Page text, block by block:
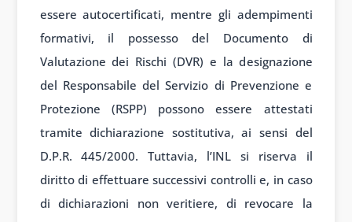
essere autocertificati, mentre gli adempimenti
formativi, il possesso del Documento di
Valutazione dei Rischi (DVR) e la designazione
del Responsabile del Servizio di Prevenzione e
Protezione (RSPP) possono essere attestati
tramite dichiarazione sostitutiva, ai sensi del
D.P.R. 445/2000. Tuttavia, l’INL si riserva il
diritto di effettuare successivi controlli e, in caso
di dichiarazioni non veritiere, di revocare la